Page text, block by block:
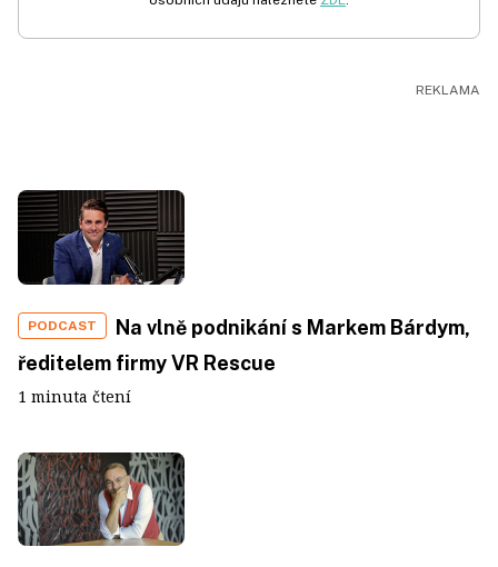
PODCAST
Na vlně podnikání s Markem Bárdym,
ředitelem firmy VR Rescue
1 minuta čtení